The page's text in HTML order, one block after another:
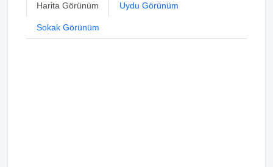
Harita Görünüm Uydu Görünüm
Sokak Görünüm